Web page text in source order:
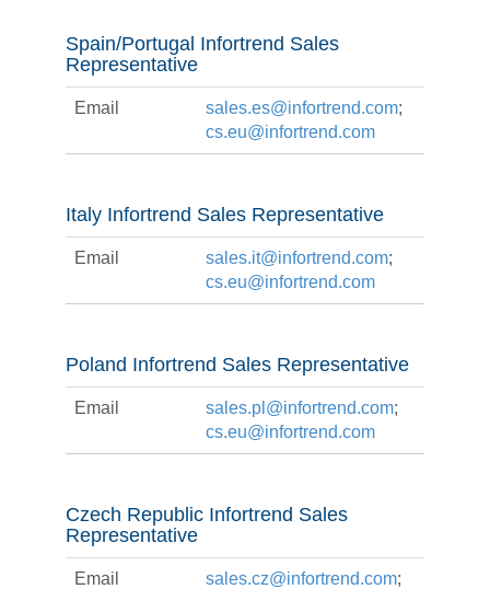
Spain/Portugal Infortrend Sales
Representative
Email sales.es@infortrend.com;
cs.eu@infortrend.com
Italy Infortrend Sales Representative
Email sales.it@infortrend.com;
cs.eu@infortrend.com
Poland Infortrend Sales Representative
Email sales.pl@infortrend.com;
cs.eu@infortrend.com
Czech Republic Infortrend Sales
Representative
Email sales.cz@infortrend.com;